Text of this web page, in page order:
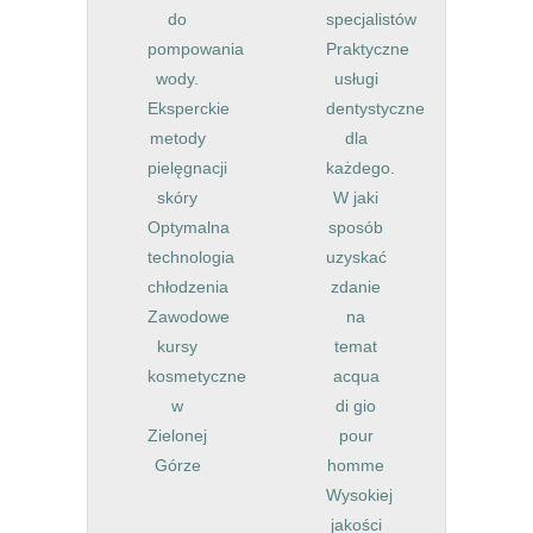
do
pompowania
wody.
Eksperckie
metody
pielęgnacji
skóry
Optymalna
technologia
chłodzenia
Zawodowe
kursy
kosmetyczne
w
Zielonej
Górze
specjalistów
Praktyczne
usługi
dentystyczne
dla
każdego.
W jaki
sposób
uzyskać
zdanie
na
temat
acqua
di gio
pour
homme
Wysokiej
jakości